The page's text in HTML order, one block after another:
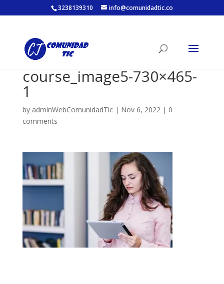
3238139310 info@comunidadtic.co
course_image5-730×465-
1
by adminWebComunidadTic| Nov 6, 2022| 0
comments